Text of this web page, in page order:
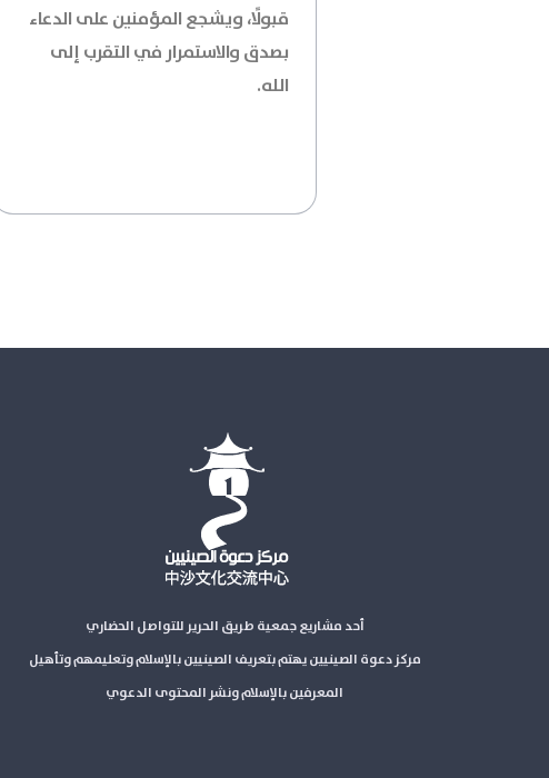
قبولًا، ويشجع المؤمنين على الدعاء
بصدق والاستمرار في التقرب إلى
الله.
أحد مشاريع جمعية طريق الحرير للتواصل الحضاري
مركز دعوة الصينيين يهتم بتعريف الصينيين بالإسلام وتعليمهم وتأهيل
المعرفين بالإسلام ونشر المحتوى الدعوي